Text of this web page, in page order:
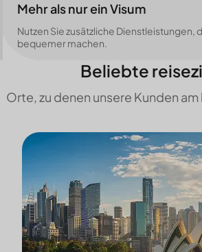
Mehr als nur ein Visum
Nutzen Sie zusätzliche Dienstleistungen,
bequemer machen.
Beliebte
Orte, zu denen unsere Kunden